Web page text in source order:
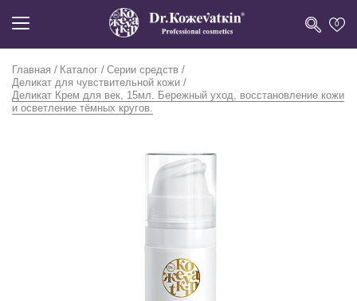
0
Главная Каталог
Серии средств
Деликат для чувствительной кожи
Деликат Крем для век, 15мл. Бережный уход, восстановление кожи
и осветление тёмных кругов.